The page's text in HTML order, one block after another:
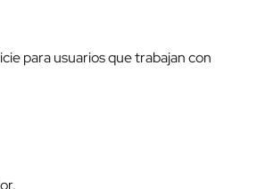
para usuarios que trabajan con